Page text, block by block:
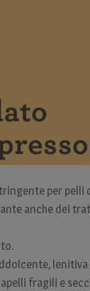
per pelli
anche dei
fragili e